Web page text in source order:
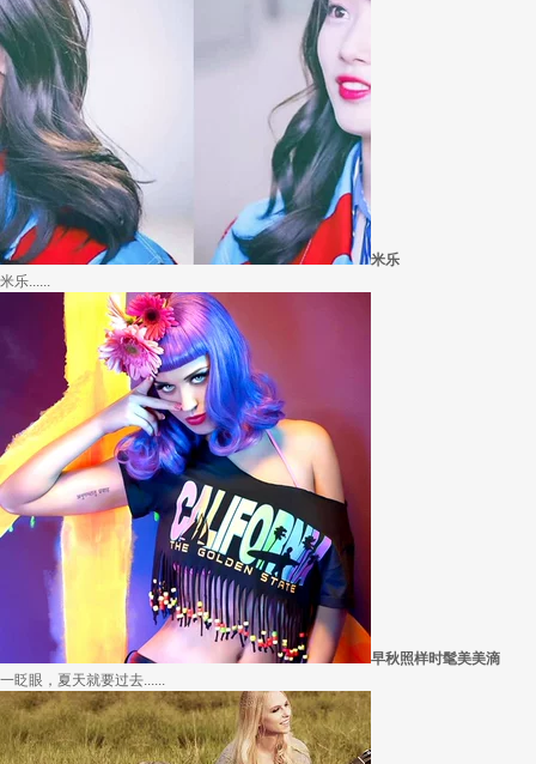
米乐
米乐......
早秋照样时髦美美滴
一眨眼，夏天就要过去......